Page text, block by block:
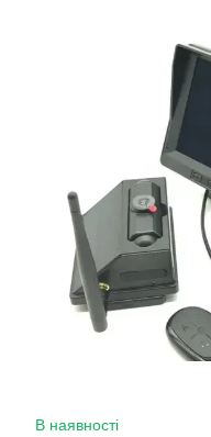
В наявності